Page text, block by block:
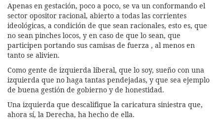
Apenas en gestación, poco a poco, se va un conformando el
sector opositor racional, abierto a todas las corrientes
ideológicas, a condición de que sean racionales, esto es, que
no sean pinches locos, y en caso de que lo sean, que
participen portando sus camisas de fuerza , al menos en
tanto se alivien.
Como gente de izquierda liberal, que lo soy, sueño con una
izquierda que no haga tantas pendejadas, y que sea ejemplo
de buena gestión de gobierno y de honestidad.
Una izquierda que descalifique la caricatura siniestra que,
ahora sí, la Derecha, ha hecho de ella.